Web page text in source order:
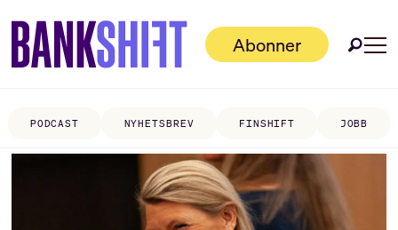
Abonner
PODCAST NYHETSBREV FINSHIFT JOBB
Tag:
sparebankstiftelsen